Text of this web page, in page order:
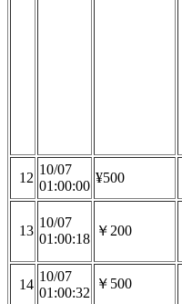
12
10/07
01:00:00
¥500
13
10/07
01:00:18
￥200
14
10/07
01:00:32
￥500